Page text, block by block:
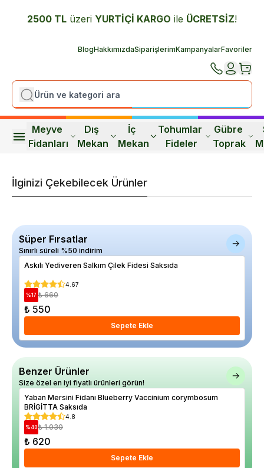
2500 TL üzeri YURTİÇİ KARGO ile ÜCRETSİZ!
BlogHakkımızdaSiparişlerimKampanyalarFavoriler
Meyve
Fidanları
Dış
Mekan
İç
Mekan
Tohumlar
Fideler
Gübre
Toprak
İlginizi Çekebilecek Ürünler
Süper Fırsatlar
Sınırlı süreli %50 indirim
Askılı Yediveren Salkım Çilek Fidesi Saksıda
4.67
%17 ₺ 660
₺ 550
Sepete Ekle
Benzer Ürünler
Size özel en iyi fiyatlı ürünleri görün!
Yaban Mersini Fidanı Blueberry Vaccinium corymbosum
BRİGİTTA Saksıda
4.8
%40 ₺ 1.030
₺ 620
Sepete Ekle